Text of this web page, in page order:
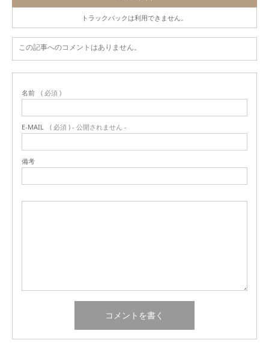
トラックバックは利用できません。
この記事へのコメントはありません。
名前 ( 必須 )
E-MAIL ( 必須 ) - 公開されません -
備考